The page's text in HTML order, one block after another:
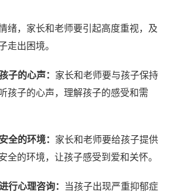
绪，家长和老师要引起高度重视，及
走出困境。
子的心声： 家长和老师要与孩子保持
孩子的心声，理解孩子的感受和需
全的环境： 家长和老师要给孩子提供
全的环境，让孩子感受到爱和关怀。
行心理咨询：
当孩子出现严重抑郁症